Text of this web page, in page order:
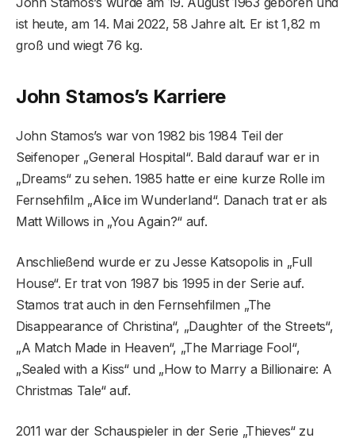
ist heute, am 14. Mai 2022, 58 Jahre alt. Er ist 1,82 m
groß und wiegt 76 kg.
John Stamos’s Karriere
John Stamos’s war von 1982 bis 1984 Teil der
Seifenoper „General Hospital“. Bald darauf war er in
„Dreams“ zu sehen. 1985 hatte er eine kurze Rolle im
Fernsehfilm „Alice im Wunderland“. Danach trat er als
Matt Willows in „You Again?“ auf.
Anschließend wurde er zu Jesse Katsopolis in „Full
House“. Er trat von 1987 bis 1995 in der Serie auf.
Stamos trat auch in den Fernsehfilmen „The
Disappearance of Christina“, „Daughter of the Streets“,
„A Match Made in Heaven“, „The Marriage Fool“,
„Sealed with a Kiss“ und „How to Marry a Billionaire: A
Christmas Tale“ auf.
2011 war der Schauspieler in der Serie „Thieves“ zu